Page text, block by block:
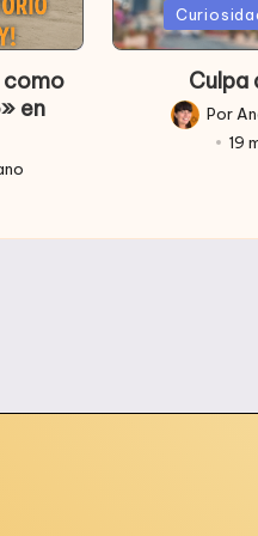
como
en
Publicada
en
Culpa
Publicado
Por
19